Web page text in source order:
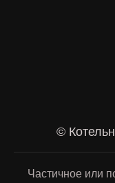
©
Частичное или